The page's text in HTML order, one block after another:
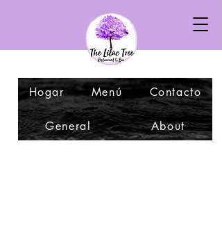
Hogar Menú Contacto
General About